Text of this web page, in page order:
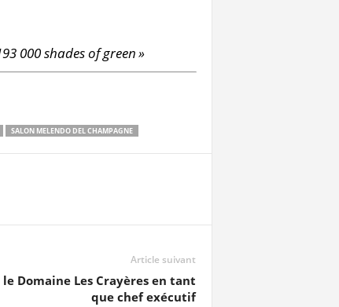
000 shades of green »
SALON MELENDO DEL CHAMPAGNE
Article suivant
Domaine Les Crayères en tant
que chef exécutif